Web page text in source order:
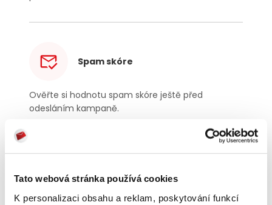
Tato webová stránka používá cookies
K personalizaci obsahu a reklam, poskytování funkcí
Spam skóre
Ověřte si hodnotu spam skóre ještě před
odesláním kampaně.
A/B testování